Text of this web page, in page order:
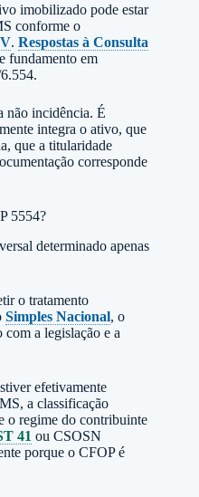
imobilizado pode estar
conforme o
. Respostas à Consulta
fundamento em
não incidência. É
integra o ativo, que
que a titularidade
corresponde
5554?
determinado apenas
o tratamento
Simples Nacional, o
a legislação e a
efetivamente
a classificação
o regime do contribuinte
41 ou CSOSN
porque o CFOP é